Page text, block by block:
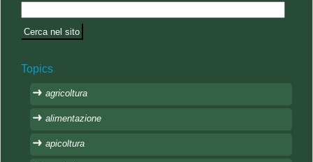
Topics
agricoltura
alimentazione
apicoltura